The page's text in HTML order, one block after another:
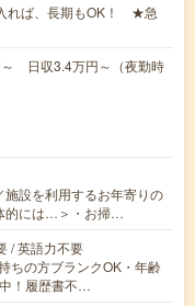
れば、長期もOK！ ★急
日収3.4万円～（夜勤時
設を利用するお年寄りの
的には…＞・お掃…
/ 英語力不要
ちの方ブランクOK・年齢
！履歴書不…